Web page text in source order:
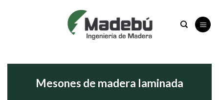
Mesones de madera laminada